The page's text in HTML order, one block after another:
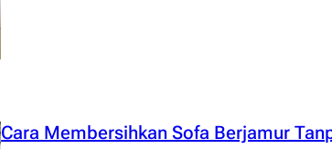
Cara Membersihkan Sofa Berjamur